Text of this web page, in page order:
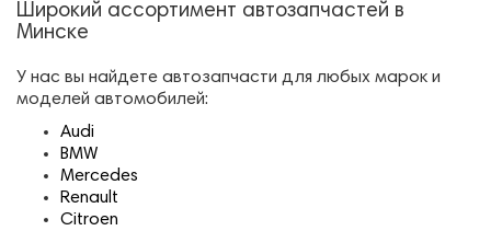
Широкий ассортимент автозапчастей в
Минске
У нас вы найдете автозапчасти для любых марок и
моделей автомобилей:
Audi
BMW
Mercedes
Renault
Citroen